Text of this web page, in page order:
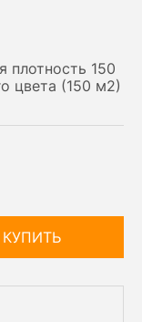
плотность 150
цвета (150 м2)
КУПИТЬ